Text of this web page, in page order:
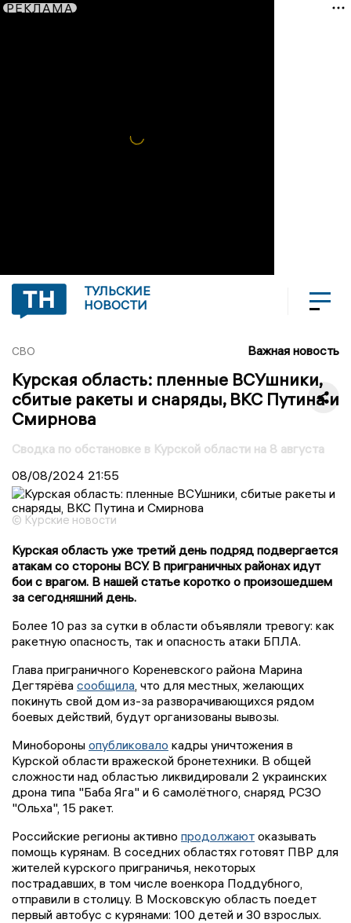
РЕКЛАМА
ТУЛЬСКИЕ
НОВОСТИ
СВО Важная новость
Курская область: пленные ВСУшники,
сбитые ракеты и снаряды, ВКС Путина и
Смирнова
Сводка по обстановке в Курской области на 8 августа
08/08/2024 21:55
© Курские новости
Курская область уже третий день подряд подвергается
атакам со стороны ВСУ. В приграничных районах идут
бои с врагом. В нашей статье коротко о произошедшем
за сегодняшний день.
Более 10 раз за сутки в области объявляли тревогу: как
ракетную опасность, так и опасность атаки БПЛА.
Глава приграничного Кореневского района Марина
Дегтярёва сообщила , что для местных, желающих
покинуть свой дом из-за разворачивающихся рядом
боевых действий, будут организованы вывозы.
Минобороны опубликовало кадры уничтожения в
Курской области вражеской бронетехники. В общей
сложности над областью ликвидировали 2 украинских
дрона типа "Баба Яга" и 6 самолётного, снаряд РСЗО
"Ольха", 15 ракет.
Российские регионы активно продолжают оказывать
помощь курянам. В соседних областях готовят ПВР для
жителей курского приграничья, некоторых
пострадавших, в том числе военкора Поддубного,
отправили в столицу. В Московскую область поедет
первый автобус с курянами: 100 детей и 30 взрослых.